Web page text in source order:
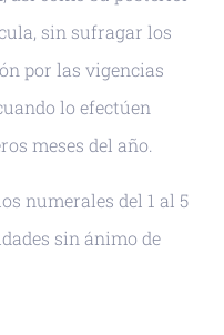
sin sufragar los
por las vigencias
lo efectúen
meses del año.
numerales del 1 al 5
sin ánimo de